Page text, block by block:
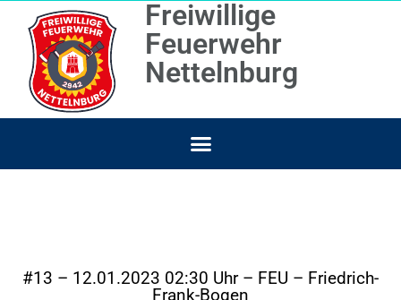
Freiwillige
Feuerwehr
Nettelnburg
#13 – 12.01.2023 02:30 Uhr – FEU – Friedrich-
Frank-Bogen